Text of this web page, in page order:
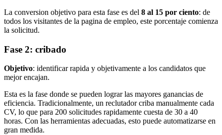
La conversion objetivo para esta fase es del 8 al 15 por ciento: de
todos los visitantes de la pagina de empleo, este porcentaje comienza
la solicitud.
Fase 2: cribado
Objetivo: identificar rapida y objetivamente a los candidatos que
mejor encajan.
Esta es la fase donde se pueden lograr las mayores ganancias de
eficiencia. Tradicionalmente, un reclutador criba manualmente cada
CV, lo que para 200 solicitudes rapidamente cuesta de 30 a 40
horas. Con las herramientas adecuadas, esto puede automatizarse en
gran medida.